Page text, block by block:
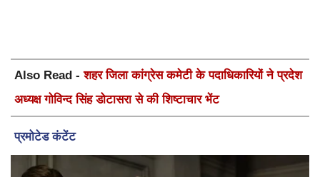
Also Read -शहर जिला कांग्रेस कमेटी के पदाधिकारियों ने प्रदेश
अध्यक्ष गोविन्द सिंह डोटासरा से की शिष्टाचार भेंट